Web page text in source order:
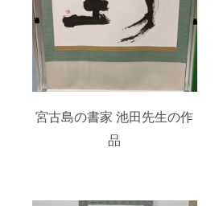
宮古島の書家 池田先生の作
品